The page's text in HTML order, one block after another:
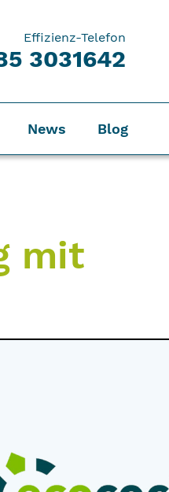
Effizienz-Telefon
3031642
News Blog
mit